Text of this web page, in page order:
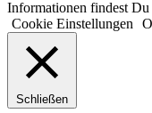
Informationen findest Du
Cookie Einstellungen
Schließen